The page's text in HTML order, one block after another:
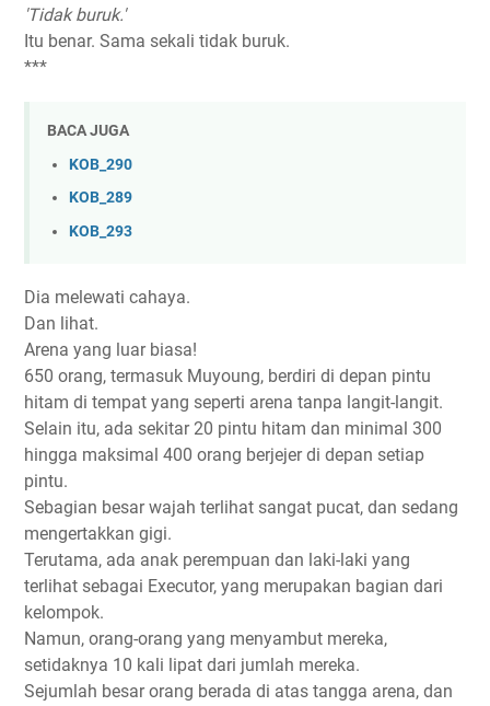
'Tidak buruk.'
Itu benar. Sama sekali tidak buruk.
***
BACA JUGA
KOB_290
KOB_289
KOB_293
Dia melewati cahaya.
Dan lihat.
Arena yang luar biasa!
650 orang, termasuk Muyoung, berdiri di depan pintu
hitam di tempat yang seperti arena tanpa langit-langit.
Selain itu, ada sekitar 20 pintu hitam dan minimal 300
hingga maksimal 400 orang berjejer di depan setiap
pintu.
Sebagian besar wajah terlihat sangat pucat, dan sedang
mengertakkan gigi.
Terutama, ada anak perempuan dan laki-laki yang
terlihat sebagai Executor, yang merupakan bagian dari
kelompok.
Namun, orang-orang yang menyambut mereka,
setidaknya 10 kali lipat dari jumlah mereka.
Sejumlah besar orang berada di atas tangga arena, dan